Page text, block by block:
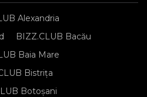
Alexandria
BIZZ.CLUB Bacău
Baia Mare
Bistrița
Botoșani